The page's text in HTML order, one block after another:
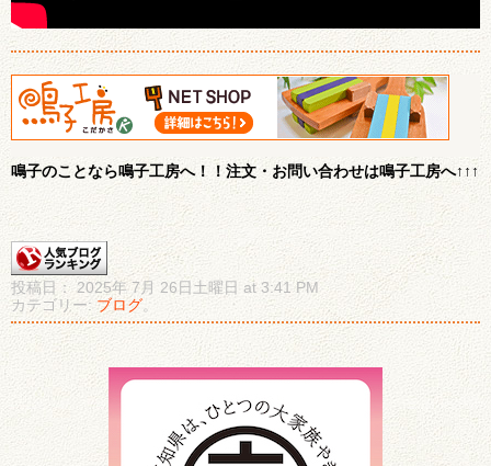
鳴子のことなら鳴子工房へ！！注文・お問い合わせは鳴子工房へ↑↑↑
投稿日： 2025年 7月 26日土曜日 at 3:41 PM
カテゴリー: ブログ。